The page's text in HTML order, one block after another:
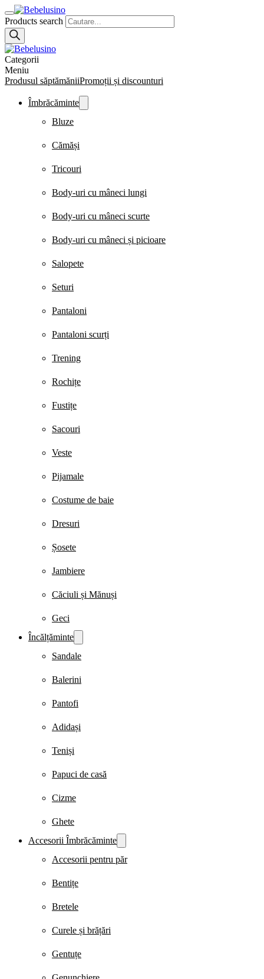
Products search
Categorii
Meniu
Produsul săptămăniiPromoții și discounturi
Îmbrăcăminte
Bluze
Cămăși
Tricouri
Body-uri cu mâneci lungi
Body-uri cu mâneci scurte
Body-uri cu mâneci și picioare
Salopete
Seturi
Pantaloni
Pantaloni scurți
Trening
Rochițe
Fustițe
Sacouri
Veste
Pijamale
Costume de baie
Dresuri
Șosete
Jambiere
Căciuli și Mănuși
Geci
Încălțăminte
Sandale
Balerini
Pantofi
Adidași
Teniși
Papuci de casă
Cizme
Ghete
Accesorii Îmbrăcăminte
Accesorii pentru păr
Bentițe
Bretele
Curele și brățări
Gentuțe